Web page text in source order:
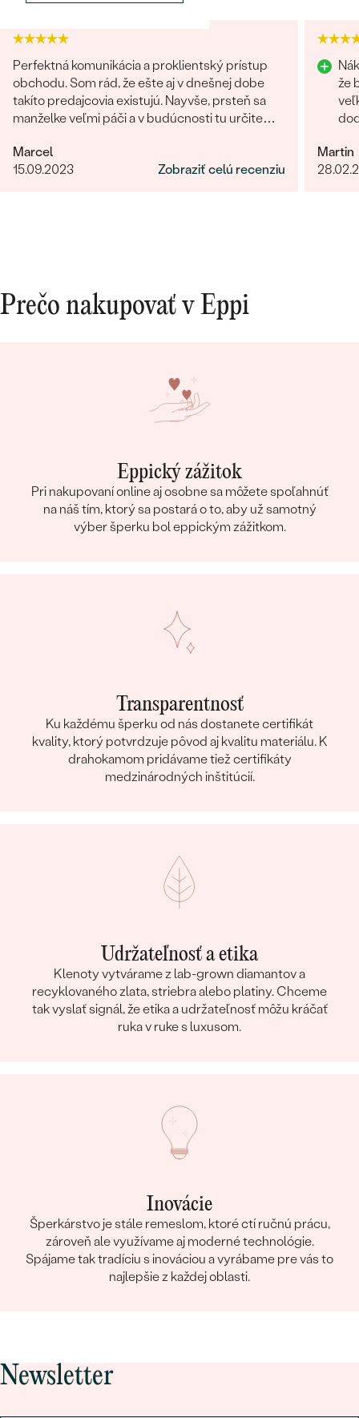
Bestsellery
Perfektná komunikácia a proklientský prístup
obchodu. Som rád, že ešte aj v dnešnej dobe
takíto predajcovia existujú. Nayvše, prsteň sa
manželke veľmi páči a v budúcnosti tu určite
Marcel
15.09.2023
Zobraziť celú recenziu
že
Martin
Prečo nakupovať v Eppi
Eppický zážitok
Pri nakupovaní online aj osobne sa môžete spoľahnúť
na náš tím, ktorý sa postará o to, aby už samotný
výber šperku bol eppickým zážitkom.
Transparentnosť
Ku každému šperku od nás dostanete certifikát
kvality, ktorý potvrdzuje pôvod aj kvalitu materiálu. K
drahokamom pridávame tiež certifikáty
medzinárodných inštitúcií.
Udržateľnosť a etika
Klenoty vytvárame z lab-grown diamantov a
recyklovaného zlata, striebra alebo platiny. Chceme
tak vyslať signál, že etika a udržateľnosť môžu kráčať
ruka v ruke s luxusom.
Inovácie
Šperkárstvo je stále remeslom, ktoré ctí ručnú prácu,
zároveň ale využívame aj moderné technológie.
Spájame tak tradíciu s inováciou a vyrábame pre vás to
najlepšie z každej oblasti.
Newsletter